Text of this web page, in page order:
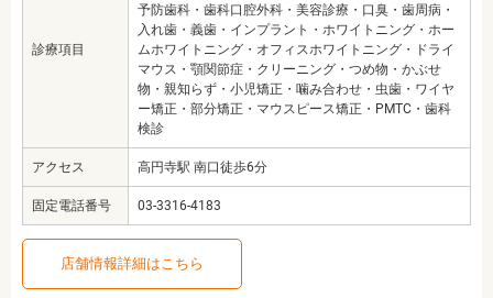
診療項目
予防歯科・歯科口腔外科・美容診療・口臭・歯周病・
入れ歯・義歯・インプラント・ホワイトニング・ホー
ムホワイトニング・オフィスホワイトニング・ドライ
マウス・顎関節症・クリーニング・つめ物・かぶせ
物・親知らず・小児矯正・噛み合わせ・虫歯・ワイヤ
ー矯正・部分矯正・マウスピース矯正・PMTC・歯科
検診
アクセス 高円寺駅 南口徒歩6分
固定電話番号 03-3316-4183
店舗情報詳細はこちら